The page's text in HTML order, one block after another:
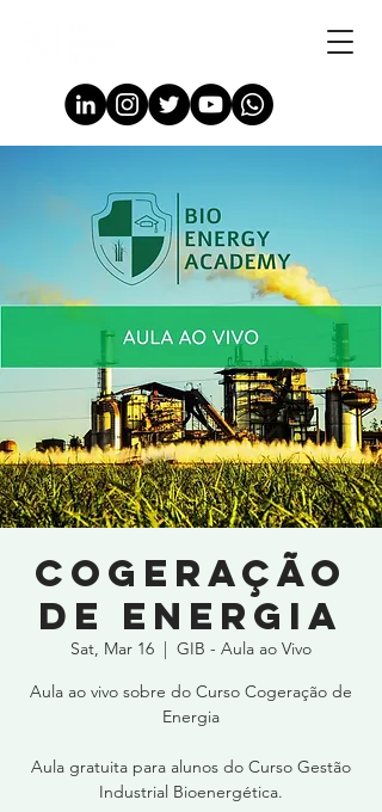
Cogeração
de Energia
Sat, Mar 16
  |
GIB - Aula ao Vivo
Aula ao vivo sobre do Curso Cogeração de
Energia
Aula gratuita para alunos do Curso Gestão
Industrial Bioenergética.